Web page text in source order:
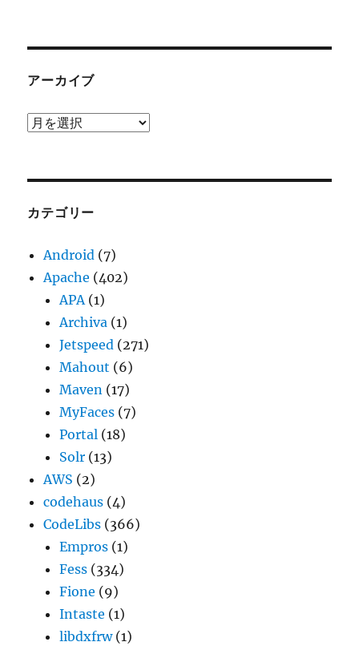
アーカイブ
ア
ブ
カテゴリー
Android (7)
Apache (402)
APA(1)
Archiva (1)
Jetspeed (271)
Mahout (6)
Maven (17)
MyFaces (7)
Portal (18)
Solr (13)
AWS (2)
codehaus (4)
CodeLibs (366)
Empros (1)
Fess (334)
Fione (9)
Intaste (1)
libdxfrw(1)